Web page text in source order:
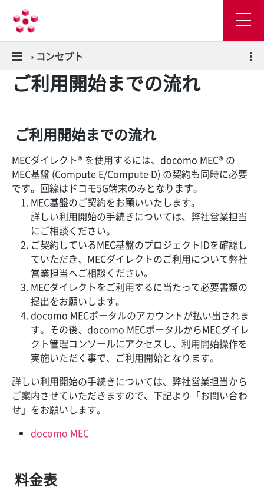
› コンセプト
ご利用開始までの流れ
ご利用開始までの流れ
MECダイレクト® を使用するには、docomo MEC® の
MEC基盤 (Compute E/Compute D) の契約も同時に必要
です。回線はドコモ5G端末のみとなります。
MEC基盤のご契約をお願いいたします。
詳しい利用開始の手続きについては、弊社営業担当
にご相談ください。
ご契約しているMEC基盤のプロジェクトIDを確認し
ていただき、MECダイレクトのご利用について弊社
営業担当へご相談ください。
MECダイレクトをご利用するに当たって必要書類の
提出をお願いします。
docomo MECポータルのアカウントが払い出されま
す。その後、docomo MECポータルからMECダイレ
クト管理コンソールにアクセスし、利用開始操作を
実施いただく事で、ご利用開始となります。
詳しい利用開始の手続きについては、弊社営業担当から
ご案内させていただきますので、下記より「お問い合わ
せ」をお願いします。
docomo MEC
料金表